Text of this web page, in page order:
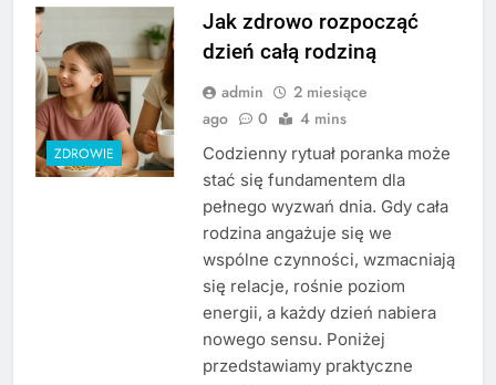
ZDROWIE
Jak zdrowo rozpocząć
dzień całą rodziną
admin
2 miesiące
ago
0 4 mins
Codzienny rytuał poranka może
stać się fundamentem dla
pełnego wyzwań dnia. Gdy cała
rodzina angażuje się we
wspólne czynności, wzmacniają
się relacje, rośnie poziom
energii, a każdy dzień nabiera
nowego sensu. Poniżej
przedstawiamy praktyczne